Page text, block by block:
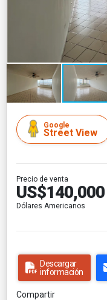
Google
Street View
Precio de venta
US$140,000
Dólares Americanos
Descargar
información
Compartir